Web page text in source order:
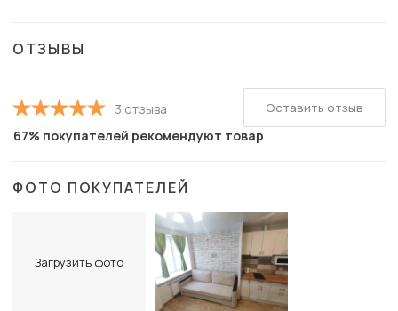
ОТЗЫВЫ
3 отзыва
67% покупателей рекомендуют товар
ФОТО ПОКУПАТЕЛЕЙ
Загрузить фото
Оставить отзыв